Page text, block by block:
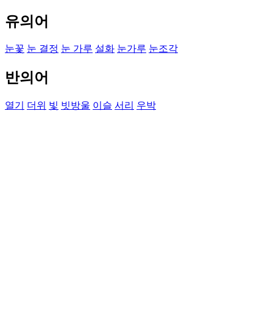
유의어
눈꽃 눈 결정 눈 가루 설화 눈가루 눈조각
반의어
열기 더위 빛 빗방울 이슬 서리 우박